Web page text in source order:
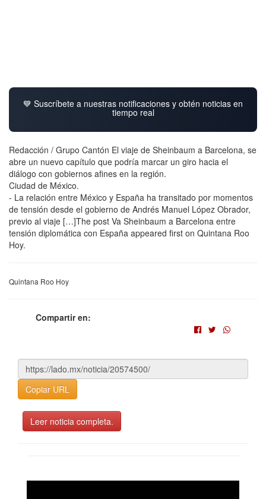
💙 Suscríbete a nuestras notificaciones y obtén noticias en
tiempo real
Redacción / Grupo Cantón El viaje de Sheinbaum a Barcelona, se
abre un nuevo capítulo que podría marcar un giro hacia el
diálogo con gobiernos afines en la región.
Ciudad de México.
- La relación entre México y España ha transitado por momentos
de tensión desde el gobierno de Andrés Manuel López Obrador,
previo al viaje […]The post Va Sheinbaum a Barcelona entre
tensión diplomática con España appeared first on Quintana Roo
Hoy.
Quintana Roo Hoy
Compartir en:
Copiar URL
Leer noticia completa.